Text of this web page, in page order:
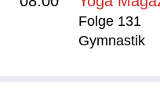
Folge 131
Gymnastik